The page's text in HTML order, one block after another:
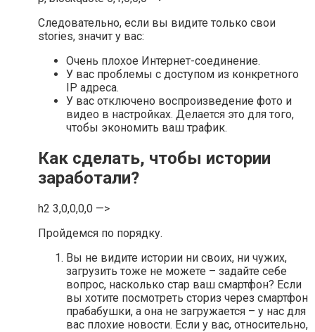
Следовательно, если вы видите только свои
stories, значит у вас:
Очень плохое Интернет-соединение.
У вас проблемы с доступом из конкретного
IP адреса.
У вас отключено воспроизведение фото и
видео в настройках. Делается это для того,
чтобы экономить ваш трафик.
Как сделать, чтобы истории
заработали?
h2 3,0,0,0,0 —>
Пройдемся по порядку.
Вы не видите истории ни своих, ни чужих,
загрузить тоже не можете – задайте себе
вопрос, насколько стар ваш смартфон? Если
вы хотите посмотреть сториз через смартфон
прабабушки, а она не загружается – у нас для
вас плохие новости. Если у вас, относительно,